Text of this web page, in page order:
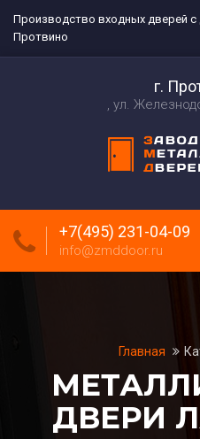
Производство входных дверей с
Протвино
г.
ул.
+7(495) 231-04-09
info@zmddoor.ru
Главная
ДВЕРИ